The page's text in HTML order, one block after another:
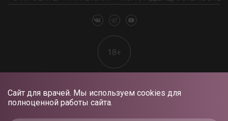
Сайт для врачей. Мы используем cookies для
полноценной работы сайта.
18+